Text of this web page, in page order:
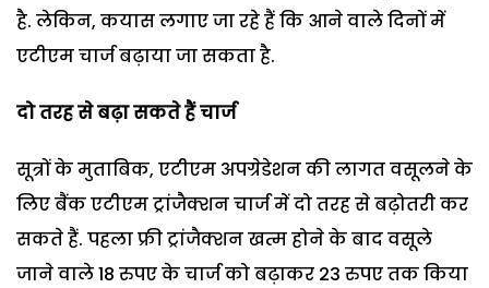
है. लेकिन, कयास लगाए जा रहे हैं कि आने वाले दिनों में
एटीएम चार्ज बढ़ाया जा सकता है.
दो तरह से बढ़ा सकते हैं चार्ज
सूत्रों के मुताबिक, एटीएम अपग्रेडेशन की लागत वसूलने के
लिए बैंक एटीएम ट्रांजैक्शन चार्ज में दो तरह से बढ़ोतरी कर
सकते हैं. पहला फ्री ट्रांजैक्शन खत्म होने के बाद वसूले
जाने वाले 18 रुपए के चार्ज को बढ़ाकर 23 रुपए तक किया